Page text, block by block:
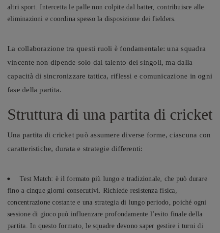
altri sport. Intercetta le palle non colpite dal batter, contribuisce alle
eliminazioni e coordina spesso la disposizione dei fielders.
La collaborazione tra questi ruoli è fondamentale: una squadra
vincente non dipende solo dal talento dei singoli, ma dalla
capacità di sincronizzare tattica, riflessi e comunicazione in ogni
fase della partita.
Struttura di una partita di cricket
Una partita di cricket può assumere diverse forme, ciascuna con
caratteristiche, durata e strategie differenti:
Test Match: è il formato più lungo e tradizionale, che può durare
fino a cinque giorni consecutivi. Richiede resistenza fisica,
concentrazione costante e una strategia di lungo periodo, poiché ogni
sessione di gioco può influenzare profondamente l’esito finale della
partita. In questo formato, le squadre devono saper gestire i turni di